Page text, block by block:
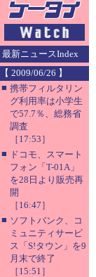
最新ニュースIndex
【 2009/06/26 】
■ 携帯フィルタリン
グ利用率は小学生
で57.7％、総務省
調査
［17:53］
■ ドコモ、スマート
フォン「T-01A」
を28日より販売再
開
［16:47］
■ ソフトバンク、コ
ミュニティサービ
ス「S!タウン」を9
月末で終了
［15:51］